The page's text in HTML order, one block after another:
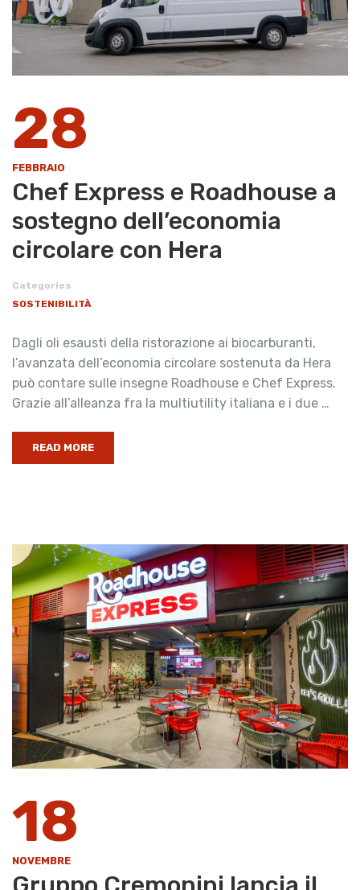
28
FEBBRAIO
Chef Express e Roadhouse a
sostegno dell’economia
circolare con Hera
Categories
SOSTENIBILITÀ
Dagli oli esausti della ristorazione ai biocarburanti,
l’avanzata dell’economia circolare sostenuta da Hera
può contare sulle insegne Roadhouse e Chef Express.
Grazie all’alleanza fra la multiutility italiana e i due …
READ MORE
18
NOVEMBRE